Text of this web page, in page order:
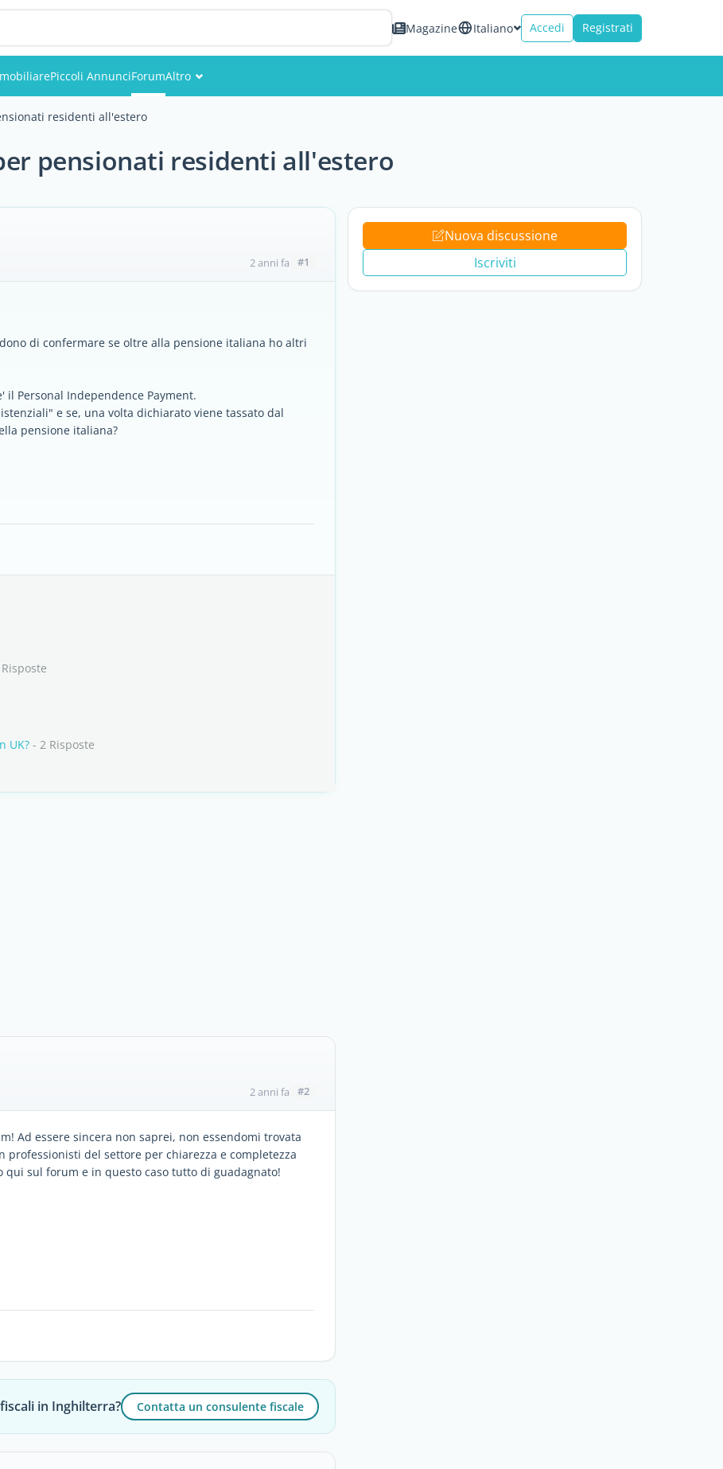
Magazine Italiano Accedi Registrati
Piccoli AnnunciForumAltro
residenti all'estero
pensionati residenti all'estero
2 anni fa #1
di confermare se oltre alla pensione italiana ho altri
Personal Independence Payment.
e se, una volta dichiarato viene tassato dal
pensione italiana?
UK? - 2 Risposte
2 anni fa #2
Ad essere sincera non saprei, non essendomi trovata
del settore per chiarezza e completezza
sul forum e in questo caso tutto di guadagnato!
in Inghilterra? Contatta un consulente fiscale
Nuova discussione
Iscriviti